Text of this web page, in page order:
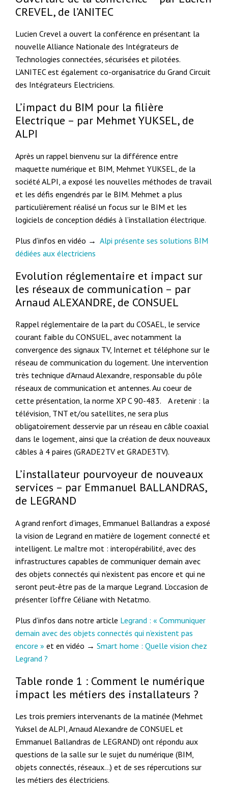
CREVEL, de l’ANITEC
Lucien Crevel a ouvert la conférence en présentant la
nouvelle Alliance Nationale des Intégrateurs de
Technologies connectées, sécurisées et pilotées.
L’ANITEC est également co-organisatrice du Grand Circuit
des Intégrateurs Electriciens.
L’impact du BIM pour la filière
Electrique – par Mehmet YUKSEL, de
ALPI
Après un rappel bienvenu sur la différence entre
maquette numérique et BIM, Mehmet YUKSEL, de la
société ALPI, a exposé les nouvelles méthodes de travail
et les défis engendrés par le BIM. Mehmet a plus
particulièrement réalisé un focus sur le BIM et les
logiciels de conception dédiés à l’installation électrique.
Plus d’infos en vidéo →Alpi présente ses solutions BIM
dédiées aux électriciens
Evolution réglementaire et impact sur
les réseaux de communication – par
Arnaud ALEXANDRE, de CONSUEL
Rappel réglementaire de la part du COSAEL, le service
courant faible du CONSUEL, avec notamment la
convergence des signaux TV, Internet et téléphone sur le
réseau de communication du logement. Une intervention
très technique d’Arnaud Alexandre, responsable du pôle
réseaux de communication et antennes. Au coeur de
cette présentation, la norme XP C 90-483. A retenir : la
télévision, TNT et/ou satellites, ne sera plus
obligatoirement desservie par un réseau en câble coaxial
dans le logement, ainsi que la création de deux nouveaux
câbles à 4 paires (GRADE2TV et GRADE3TV).
L’installateur pourvoyeur de nouveaux
services – par Emmanuel BALLANDRAS,
de LEGRAND
A grand renfort d’images, Emmanuel Ballandras a exposé
la vision de Legrand en matière de logement connecté et
intelligent. Le maître mot : interopérabilité, avec des
infrastructures capables de communiquer demain avec
des objets connectés qui n’existent pas encore et qui ne
seront peut-être pas de la marque Legrand. L’occasion de
présenter l’offre Céliane with Netatmo.
Plus d’infos dans notre article Legrand : « Communiquer
demain avec des objets connectés qui n’existent pas
encore » et en vidéo →Smart home : Quelle vision chez
Legrand ?
Table ronde 1 : Comment le numérique
impact les métiers des installateurs ?
Les trois premiers intervenants de la matinée (Mehmet
Yuksel de ALPI, Arnaud Alexandre de CONSUEL et
Emmanuel Ballandras de LEGRAND) ont répondu aux
questions de la salle sur le sujet du numérique (BIM,
objets connectés, réseaux…) et de ses répercutions sur
les métiers des électriciens.